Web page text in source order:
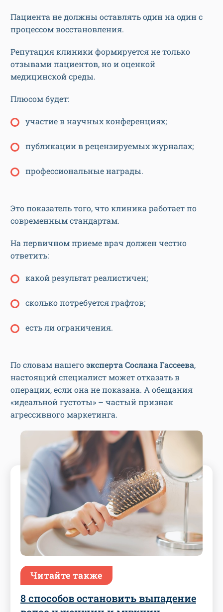
Пациента не должны оставлять один на один с
процессом восстановления.
Репутация клиники формируется не только
отзывами пациентов, но и оценкой
медицинской среды.
Плюсом будет:
участие в научных конференциях;
публикации в рецензируемых журналах;
профессиональные награды.
Это показатель того, что клиника работает по
современным стандартам.
На первичном приеме врач должен честно
ответить:
какой результат реалистичен;
сколько потребуется графтов;
есть ли ограничения.
По словам нашегоэксперта Сослана Гассеева,
настоящий специалист может отказать в
операции, если она не показана. А обещания
«идеальной густоты» – частый признак
агрессивного маркетинга.
Читайте также
8 способов остановить выпадение